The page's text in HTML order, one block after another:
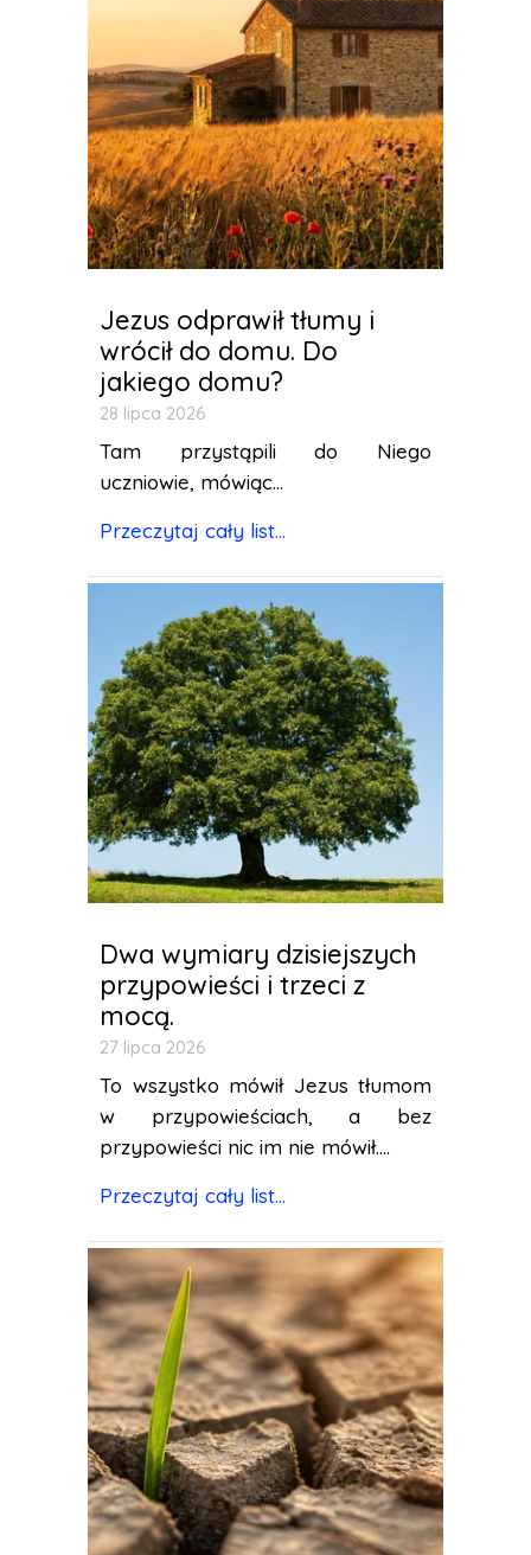
Jezus odprawił tłumy i
wrócił do domu. Do
jakiego domu?
28 lipca 2026
Tam przystąpili do Niego
uczniowie, mówiąc...
Przeczytaj cały list...
Dwa wymiary dzisiejszych
przypowieści i trzeci z
mocą.
27 lipca 2026
To wszystko mówił Jezus tłumom
w przypowieściach, a bez
przypowieści nic im nie mówił....
Przeczytaj cały list...